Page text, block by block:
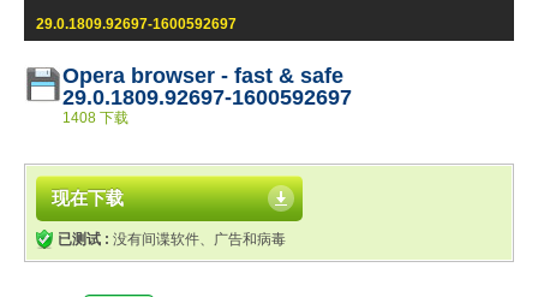
29.0.1809.92697-1600592697
Opera browser - fast & safe
29.0.1809.92697-1600592697
1408 下载
现在下载
已测试 : 没有间谍软件、广告和病毒